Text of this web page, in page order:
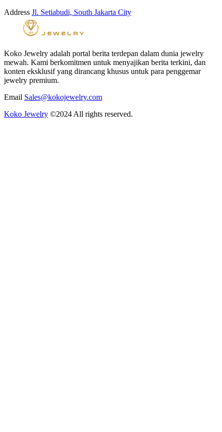
Address Jl. Setiabudi, South Jakarta City
Koko Jewelry adalah portal berita terdepan dalam dunia jewelry
mewah. Kami berkomitmen untuk menyajikan berita terkini, dan
konten eksklusif yang dirancang khusus untuk para penggemar
jewelry premium.
Email Sales@kokojewelry.com
Koko Jewelry ©2024 All rights reserved.